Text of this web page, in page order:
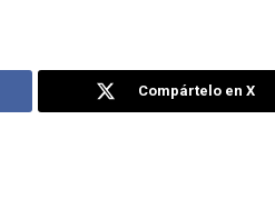
Compártelo en X